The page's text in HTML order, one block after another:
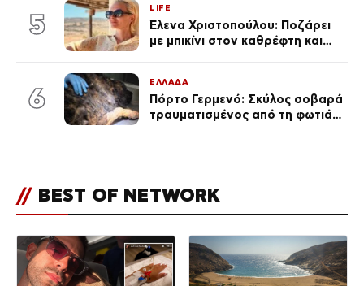
5
LIFE
Έλενα Χριστοπούλου: Ποζάρει
με μπικίνι στον καθρέφτη και
καθεμία…» (Βίντεο)
6
ΕΛΛΑΔΑ
Πόρτο Γερμενό: Σκύλος σοβαρά
τραυματισμένος από τη φωτιά
// BEST OF NETWORK